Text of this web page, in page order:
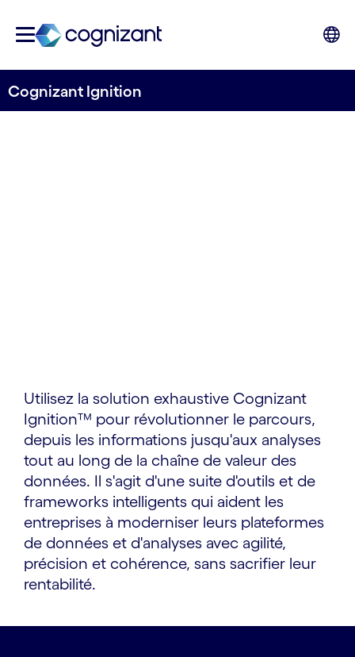
Cognizant Ignition
Utilisez la solution exhaustive Cognizant
Ignition™ pour révolutionner le parcours,
depuis les informations jusqu'aux analyses
tout au long de la chaîne de valeur des
données. Il s'agit d'une suite d'outils et de
frameworks intelligents qui aident les
entreprises à moderniser leurs plateformes
de données et d'analyses avec agilité,
précision et cohérence, sans sacrifier leur
rentabilité.